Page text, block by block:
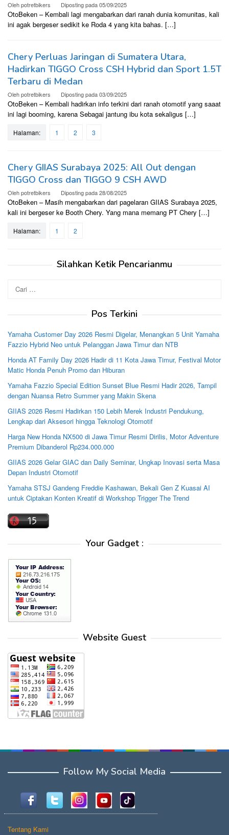
Olehpotretbikers Diposting pada05/09/2025
OtoBeken – Kembali lagi mengabarkan dari ranah dunia komunitas, kali
ini agak bergeser sedikit ke Roda 4 yang kita bahas. […]
Chery Perluas Jaringan di Sumatera Utara,
Hadirkan TIGGO Cross CSH Hybrid dan Sport 1.5T
Terbaru di Medan
Olehpotretbikers Diposting pada03/09/2025
OtoBeken – Kembali hadirkan info terkini dari ranah otomotif yang saaat
ini lagi booming, karena Sebagai jantung ibu kota sekaligus […]
Halaman: 1 2 3
Chery GIIAS Surabaya 2025: All Out dengan
TIGGO Cross dan TIGGO 9 CSH AWD
Olehpotretbikers Diposting pada28/08/2025
OtoBeken – Masih mengabarkan dari pagelaran GIIAS Surabaya 2025,
kali ini bergeser ke Booth Chery. Yang mana memang PT Chery […]
Halaman: 1 2
Silahkan Ketik Pencarianmu
untuk:
Pos Terkini
Yamaha Customer Day 2026 Resmi Digelar, Menangkan 5 Unit Yamaha
Fazzio Hybrid Neo untuk Pelanggan Jawa Timur dan NTB
Honda AT Family Day 2026 Hadir di 11 Kota Jawa Timur, Festival Motor
Matic Honda Penuh Promo dan Hiburan
Yamaha Fazzio Special Edition Sunset Blue Resmi Hadir 2026, Tampil
dengan Nuansa Retro Summer yang Makin Skena
GIIAS 2026 Resmi Hadirkan 150 Lebih Merek Industri Pendukung,
Lengkap dari Aksesori hingga Teknologi Otomotif
Harga New Honda NX500 di Jawa Timur Resmi Dirilis, Motor Adventure
Premium Dibanderol Rp234.000.000
GIIAS 2026 Gelar GIAC dan Daily Seminar, Ungkap Inovasi serta Masa
Depan Industri Otomotif
Yamaha STSJ Gandeng Freddie Kashawan, Bekali Gen Z Kuasai AI
untuk Ciptakan Konten Kreatif di Workshop Trigger The Trend
Your Gadget :
Website Guest
Follow My Social Media
Tentang Kami